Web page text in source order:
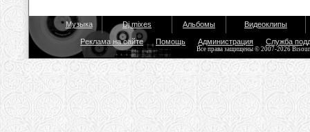
Музыка Dj mixes Альбомы Видеоклипы
Реклама на сайте Помощь Администрация Служба
Все права защищены © 2007-2026